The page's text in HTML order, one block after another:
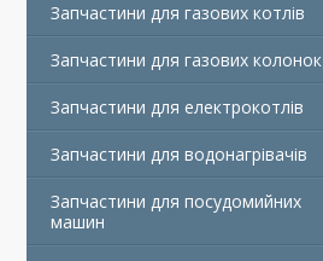
Запчастини для газових котлів
Запчастини для газових колонок
Запчастини для електрокотлів
Запчастини для водонагрівачів
Запчастини для посудомийних
машин